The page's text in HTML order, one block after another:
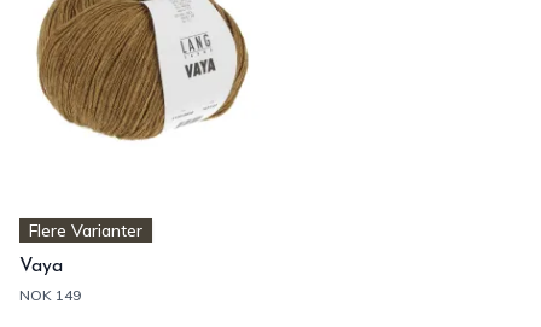
Flere Varianter
Vaya
NOK 149